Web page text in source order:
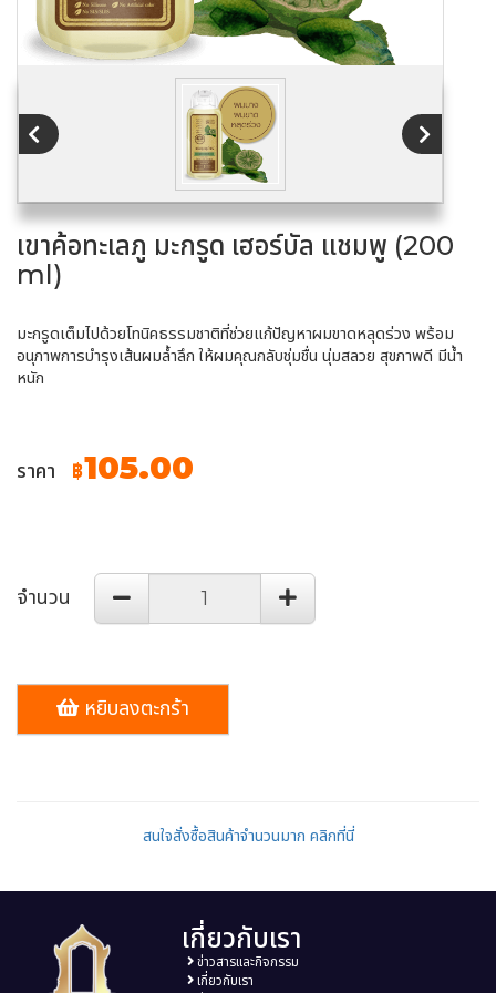
เขาค้อทะเลภู มะกรูด เฮอร์บัล แชมพู (200
ml)
มะกรูดเต็มไปด้วยโทนิคธรรมชาติที่ช่วยแก้ปัญหาผมขาดหลุดร่วง พร้อม
อนุภาพการบำรุงเส้นผมล้ำลึก ให้ผมคุณกลับชุ่มชื่น นุ่มสลวย สุขภาพดี มีน้ำ
หนัก
ราคา ฿105.00
จำนวน
หยิบลงตะกร้า
สนใจสั่งซื้อสินค้าจำนวนมาก คลิกที่นี่
เกี่ยวกับเรา
ข่าวสารและกิจกรรม
เกี่ยวกับเรา